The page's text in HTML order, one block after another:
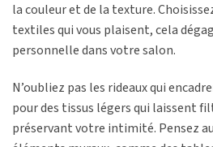
la couleur et de la texture.
textiles qui vous plaisent, cela
personnelle dans votre salon.
N’oubliez pas les rideaux qui
pour des tissus légers qui laissent
préservant votre intimité. Pensez